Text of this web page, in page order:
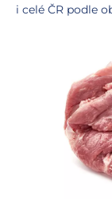
i celé ČR podle